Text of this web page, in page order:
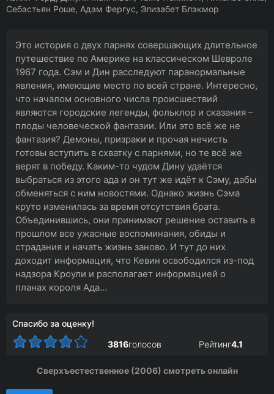
Себастьян Роше, Адам Фергус, Элизабет Блэкмор
Это история о двух парнях совершающих длительное
путешествие по Америке на классическом Шевроле
1967 года. Сэм и Дин расследуют паранормальные
явления, имеющие место по всей стране. Интересно,
что началом основного числа происшествий
являются городские легенды, фольклор и сказания –
плоды человеческой фантазии. Или это всё же не
фантазия? Демоны, призраки и прочая нечисть
готовы вступить в схватку с парнями, но те всё же
верят в победу. Каким-то чудом Дину удаётся
выбраться из этого ада и он тут же идёт к Сэму, дабы
обменяться с ним новостями. Однако жизнь Сэма
круто изменилась за время отсутствия брата.
Объединившись, они принимают решение оставить в
прошлом все ужасные воспоминания, обиды и
страдания и начать жизнь заново. И тут до них
доходит информация, что Кевин освободился из-под
надзора Кроули и располагает информацией о
планах короля Ада…
Спасибо за оценку!
3816голосов Рейтинг4.1
Сверхъестественное (2006) смотреть онлайн